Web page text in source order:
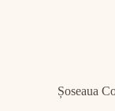
Șoseaua